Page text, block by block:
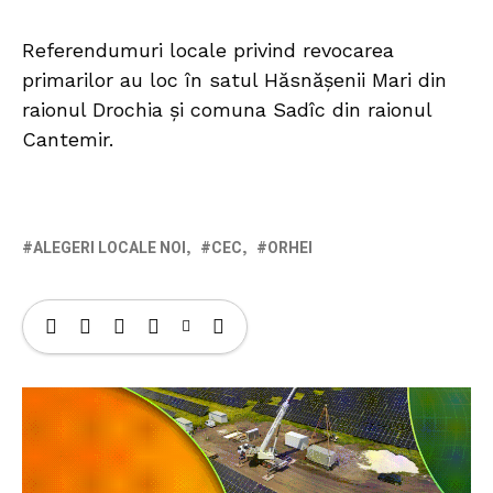
Referendumuri locale privind revocarea
primarilor au loc în satul Hăsnășenii Mari din
raionul Drochia și comuna Sadîc din raionul
Cantemir.
ALEGERI LOCALE NOI CEC ORHEI